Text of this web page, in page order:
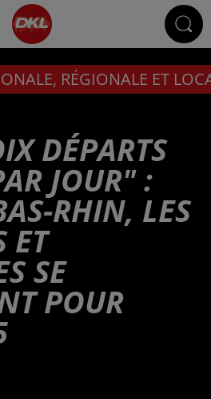
RÉGIONALE ET
DÉPARTS
JOUR" :
RHIN, LES
ET
SE
POUR